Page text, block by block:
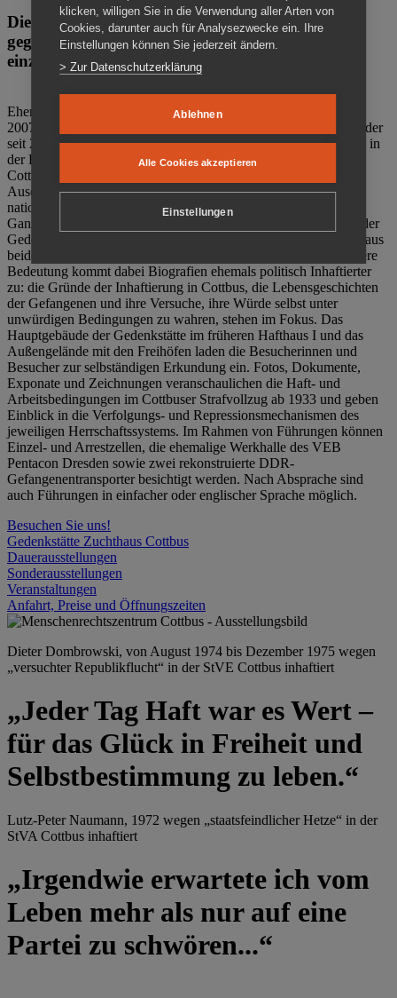
Die Gedenkstätte Zuchthaus Cottbus ist ein Ort
gegen das Vergessen. Anschaulich, nah und
einzigartig.
Ehemalige politische Häftlinge der DDR gründeten im Oktober
2007 den Verein Menschenrechtszentrum Cottbus e. V. (MRZ), der
seit 2011 Eigentümer des ehemaligen Gefängnisses (1860-2002) in
der Bautzener Straße und Träger der Gedenkstätte Zuchthaus
Cottbus ist. Im Zentrum der Arbeit der Gedenkstätte steht die
Auseinandersetzung mit politischem Unrecht während der
nationalsozialistischen Terrorherrschaft und der SED-Diktatur.
Ganzjährig zeigen mehrere Dauer- und Sonderausstellungen in der
Gedenkstätte Zuchthaus Cottbus Beispiele politischen Unrechts aus
beiden deutschen Diktaturen des 20. Jahrhunderts. Eine besondere
Bedeutung kommt dabei Biografien ehemals politisch Inhaftierter
zu: die Gründe der Inhaftierung in Cottbus, die Lebensgeschichten
der Gefangenen und ihre Versuche, ihre Würde selbst unter
unwürdigen Bedingungen zu wahren, stehen im Fokus. Das
Hauptgebäude der Gedenkstätte im früheren Hafthaus I und das
Außengelände mit den Freihöfen laden die Besucherinnen und
Besucher zur selbständigen Erkundung ein. Fotos, Dokumente,
Exponate und Zeichnungen veranschaulichen die Haft- und
Arbeitsbedingungen im Cottbuser Strafvollzug ab 1933 und geben
Einblick in die Verfolgungs- und Repressionsmechanismen des
jeweiligen Herrschaftssystems. Im Rahmen von Führungen können
Einzel- und Arrestzellen, die ehemalige Werkhalle des VEB
Pentacon Dresden sowie zwei rekonstruierte DDR-
Gefangenentransporter besichtigt werden. Nach Absprache sind
auch Führungen in einfacher oder englischer Sprache möglich.
Besuchen Sie uns!
Gedenkstätte Zuchthaus Cottbus
Dauerausstellungen
Sonderausstellungen
Veranstaltungen
Anfahrt, Preise und Öffnungszeiten
Dieter Dombrowski, von August 1974 bis Dezember 1975 wegen
„versuchter Republikflucht“ in der StVE Cottbus inhaftiert
„Jeder Tag Haft war es Wert –
für das Glück in Freiheit und
Selbstbestimmung zu leben.“
Lutz-Peter Naumann, 1972 wegen „staatsfeindlicher Hetze“ in der
StVA Cottbus inhaftiert
„Irgendwie erwartete ich vom
Leben mehr als nur auf eine
Partei zu schwören...“
klicken, willigen Sie in die Verwendung aller Arten von
Cookies, darunter auch für Analysezwecke ein. Ihre
Einstellungen können Sie jederzeit ändern.
> Zur Datenschutzerklärung
Ablehnen
Alle Cookies akzeptieren
Einstellungen